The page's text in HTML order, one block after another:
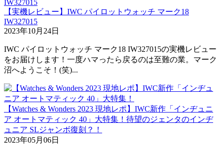
【実機レビュー】IWC パイロットウォッチ マーク18
IW327015
2023年10月24日
IWC パイロットウォッチ マーク18 IW327015の実機レビュー
をお届けします！一度ハマったら戻るのは至難の業。マーク
沼へようこそ！(笑)...
【Watches & Wonders 2023 現地レポ】IWC新作「インヂュニ
ア オートマティック 40」大特集！待望のジェンタのインヂ
ュニア SLジャンボ復刻？！
2023年05月06日